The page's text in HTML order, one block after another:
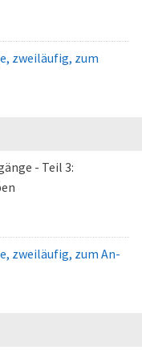
zweiläufig, zum
- Teil 3:
zweiläufig, zum An-